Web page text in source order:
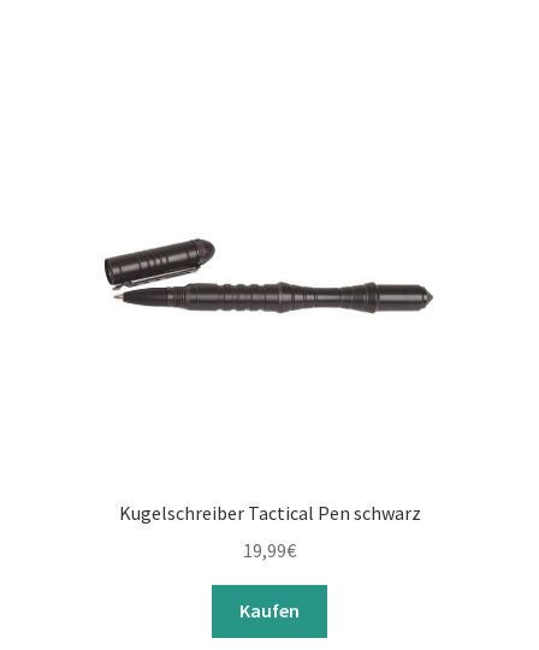
Kugelschreiber Tactical Pen schwarz
19,99€
Kaufen